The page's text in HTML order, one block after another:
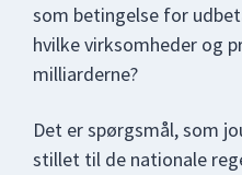
som betingelse for
hvilke virksomheder og
milliarderne?
Det er spørgsmål, som
stillet til de nationale